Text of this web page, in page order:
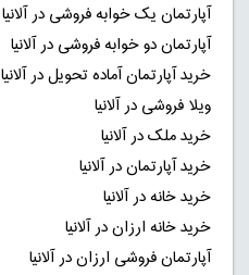
آپارتمان یک خوابه فروشی در آلانیا
آپارتمان دو خوابه فروشی در آلانیا
خرید آپارتمان آماده تحویل در آلانیا
ویلا فروشی در آلانیا
خرید ملک در آلانیا
خرید آپارتمان در آلانیا
خرید خانه در آلانیا
خرید خانه ارزان در آلانیا
آپارتمان فروشی ارزان در آلانیا